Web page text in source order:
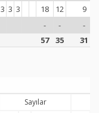
3 3 3 18 12 9
- - -
57 35 31
Sayılar